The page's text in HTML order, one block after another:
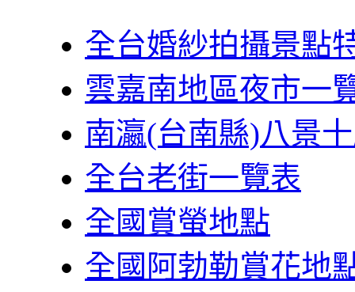
全台婚紗拍攝景點
雲嘉南地區夜市一
南瀛(台南縣)八景
全台老街一覽表
全國賞螢地點
全國阿勃勒賞花地